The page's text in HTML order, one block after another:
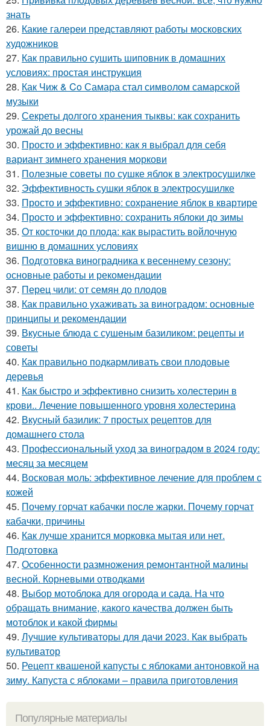
знать
26. Какие галереи представляют работы московских
художников
27. Как правильно сушить шиповник в домашних
условиях: простая инструкция
28. Как Чиж & Co Самара стал символом самарской
музыки
29. Секреты долгого хранения тыквы: как сохранить
урожай до весны
30. Просто и эффективно: как я выбрал для себя
вариант зимнего хранения моркови
31. Полезные советы по сушке яблок в электросушилке
32. Эффективность сушки яблок в электросушилке
33. Просто и эффективно: сохранение яблок в квартире
34. Просто и эффективно: сохранить яблоки до зимы
35. От косточки до плода: как вырастить войлочную
вишню в домашних условиях
36. Подготовка виноградника к весеннему сезону:
основные работы и рекомендации
37. Перец чили: от семян до плодов
38. Как правильно ухаживать за виноградом: основные
принципы и рекомендации
39. Вкусные блюда с сушеным базиликом: рецепты и
советы
40. Как правильно подкармливать свои плодовые
деревья
41. Как быстро и эффективно снизить холестерин в
крови.. Лечение повышенного уровня холестерина
42. Вкусный базилик: 7 простых рецептов для
домашнего стола
43. Профессиональный уход за виноградом в 2024 году:
месяц за месяцем
44. Восковая моль: эффективное лечение для проблем с
кожей
45. Почему горчат кабачки после жарки. Почему горчат
кабачки, причины
46. Как лучше хранится морковка мытая или нет.
Подготовка
47. Особенности размножения ремонтантной малины
весной. Корневыми отводками
48. Выбор мотоблока для огорода и сада. На что
обращать внимание, какого качества должен быть
мотоблок и какой фирмы
49. Лучшие культиваторы для дачи 2023. Как выбрать
культиватор
50. Рецепт квашеной капусты с яблоками антоновкой на
зиму. Капуста с яблоками – правила приготовления
Популярные материалы